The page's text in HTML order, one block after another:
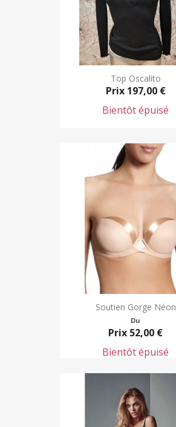
Top Oscalito
Prix 197,00 €
Bientôt épuisé
Soutien Gorge Néon
Du
Prix 52,00 €
Bientôt épuisé